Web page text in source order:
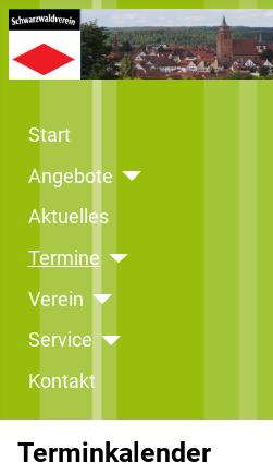
Start
Angebote
Aktuelles
Termine
Verein
Service
Kontakt
Terminkalender